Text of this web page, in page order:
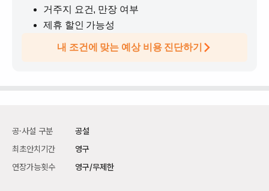
거주지 요건, 만장 여부
제휴 할인 가능성
내 조건에 맞는 예상 비용 진단하기
공·사설 구분
공설
최초안치기간
영구
연장가능횟수
영구/무제한